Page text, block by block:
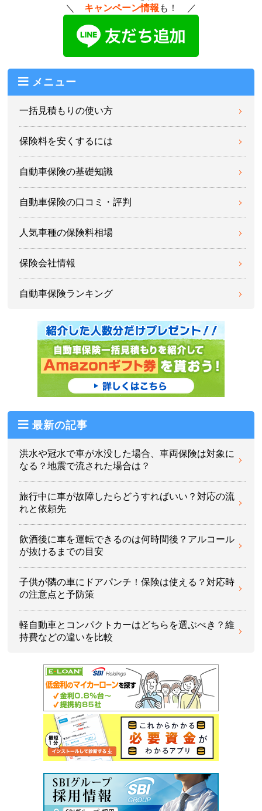
＼ キャンペーン情報 も！ ／
メニュー
一括見積もりの使い方
保険料を安くするには
自動車保険の基礎知識
自動車保険の口コミ・評判
人気車種の保険料相場
保険会社情報
自動車保険ランキング
最新の記事
洪水や冠水で車が水没した場合、車両保険は対象に
なる？地震で流された場合は？
旅行中に車が故障したらどうすればいい？対応の流
れと依頼先
飲酒後に車を運転できるのは何時間後？アルコール
が抜けるまでの目安
子供が隣の車にドアパンチ！保険は使える？対応時
の注意点と予防策
軽自動車とコンパクトカーはどちらを選ぶべき？維
持費などの違いを比較